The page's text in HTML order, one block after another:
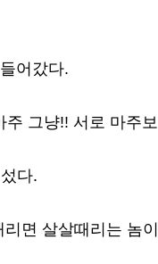
어갔다.
그냥!! 서로 마주
다.
면 살살때리는 놈